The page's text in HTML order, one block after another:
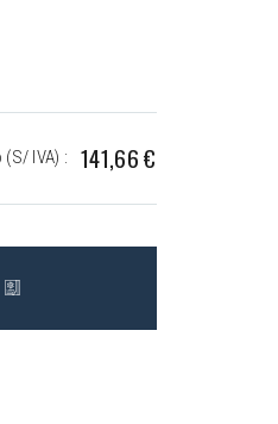
IVA) : 141,66 €